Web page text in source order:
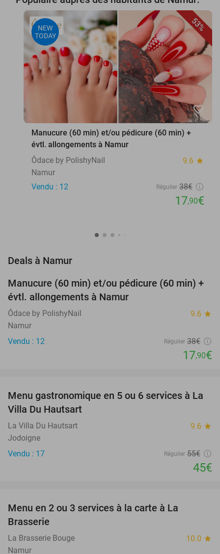
53%
NEW
TODAY
favorite_border
Manucure (60 min) et/ou pédicure (60 min) +
évtl. allongements à Namur
Ôdace by PolishyNail
9.6 star
Namur
Vendu : 12
Régulier 38€
17,90€
Deals à Namur
53%
TODAY
Manucure (60 min) et/ou pédicure (60 min) +
évtl. allongements à Namur
Ôdace by PolishyNail 9.6 star
Namur
Vendu : 12
Régulier 38€
17,90€
18%
NEW
TODAY
Menu gastronomique en 5 ou 6 services à La
Villa Du Hautsart
La Villa Du Hautsart 9.6 star
Jodoigne
Vendu : 17
Régulier 55€
45€
Menu en 2 ou 3 services à la carte à La
Brasserie
La Brasserie Bouge 10.0 star
Namur